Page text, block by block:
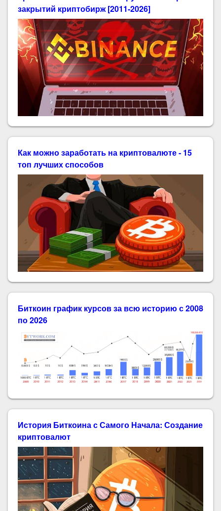
закрытий криптобирж [2011-2026]
Как можно заработать на криптовалюте - 15
топ лучших способов
Биткоин график курсов за всю историю с 2008
по 2026
История Биткоина с Самого Начала: Создание
криптовалют